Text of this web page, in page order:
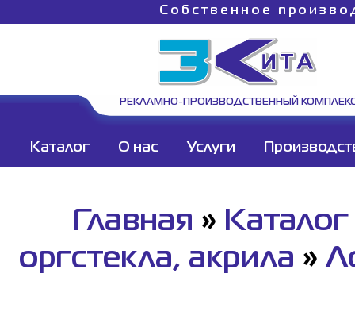
Собственное
РЕКЛАМНО-ПРОИЗВОДСТВЕННЫЙ
Каталог О нас Услуги
Главная » Каталог
оргстекла, акрила »